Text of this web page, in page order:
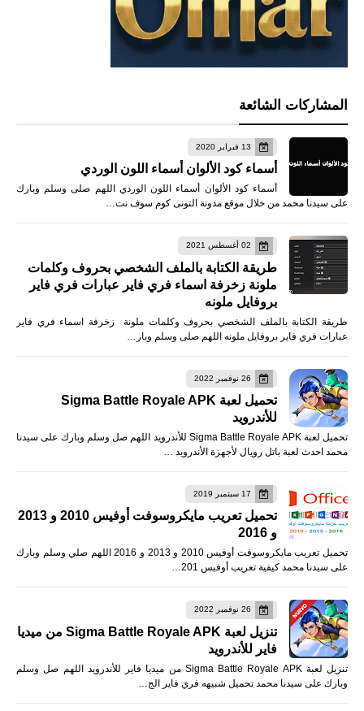
المشاركات الشائعة
13 فبراير 2020
أسماء كود الألوان أسماء اللون الوردي
أسماء كود الألوان أسماء اللون الوردي اللهم صلى وسلم وبارك
على سيدنا محمد من خلال موقع مدونة التونى كوم سوف نت…
02 أغسطس 2021
طريقة الكتابة بالملف الشخصي بحروف وكلمات
ملونة زخرفة اسماء فري فاير عبارات فري فاير
بروفايل ملونه
طريقة الكتابة بالملف الشخصي بحروف وكلمات ملونة زخرفة اسماء فري فاير
عبارات فري فاير بروفايل ملونه اللهم صلى وسلم وبار…
26 نوفمبر 2022
تحميل لعبة Sigma Battle Royale APK
للأندرويد
تحميل لعبة Sigma Battle Royale APK للأندرويد اللهم صل وسلم وبارك على سيدنا
محمد احدث لعبة باتل رويال لأجهزة الأندرويد …
17 سبتمبر 2019
تحميل تعريب مايكروسوفت أوفيس 2010 و 2013
و 2016
تحميل تعريب مايكروسوفت أوفيس 2010 و 2013 و 2016 اللهم صلي وسلم وبارك
على سيدنا محمد كيفية تعريب أوفيس 201…
26 نوفمبر 2022
تنزيل لعبة Sigma Battle Royale APK من ميديا
فاير للأندرويد
تنزيل لعبة Sigma Battle Royale APK من ميديا فاير للأندرويد اللهم صل وسلم
وبارك على سيدنا محمد تحميل شبيهه فري فاير الج…